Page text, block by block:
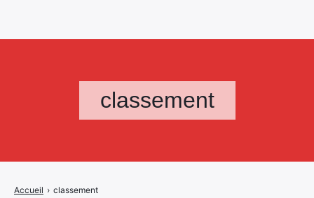
classement
Accueil › classement